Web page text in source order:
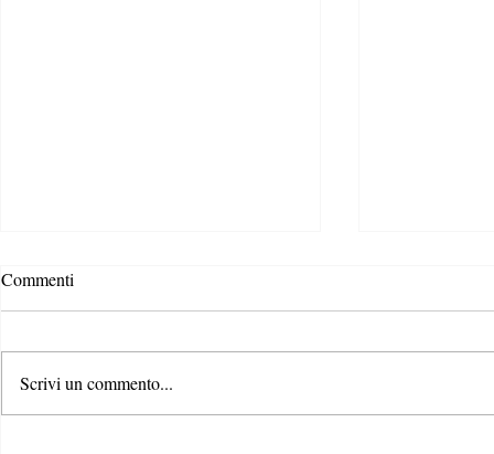
raising trend
Commenti
Scrivi un commento...